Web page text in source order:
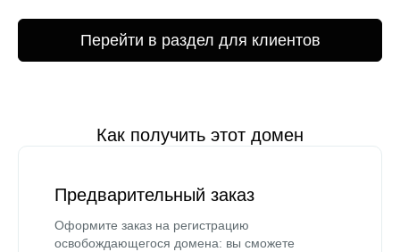
Перейти в раздел для клиентов
Как получить этот домен
Предварительный заказ
Оформите заказ на регистрацию
освобождающегося домена: вы сможете